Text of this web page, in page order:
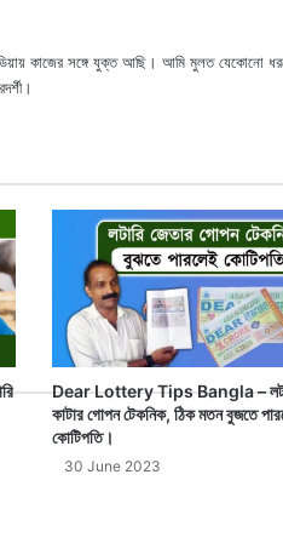
কাজের সঙ্গে যুক্ত আছি। আমি মুলত যেকোনো
Dear Lottery Tips Bangla –
কাটার গোপন টেকনিক, ঠিক মতন বুজতে
কোটিপতি।
30 June 2023